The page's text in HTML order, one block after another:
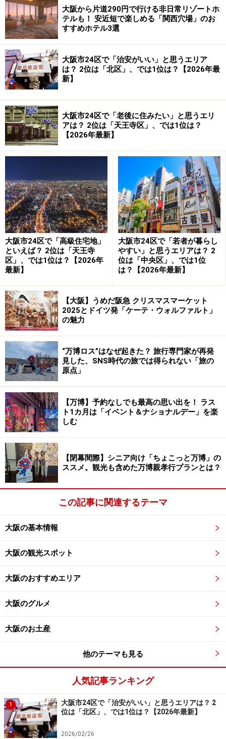
いのがだんじりの鑑賞スポット。
例えば京都・祇園祭の山鉾は見事なタペストリーの数々
が見物ですが、だんじりは彫り物が華！ 「太平記」
「平家物語」「難波戦記」といった戦記ものを題材とし
た彫刻の美しさ、素晴らしさは、文句なしにアート、芸
術の域に達しています。
「岸和田に行けばだんじりが走っているだろう」という
安易な考えでおでかけして、駅についた途端にあまりの
観客の多さに身動きがとれず、「いざだんじりが見え
た！」と思ったらあっというまに猛スピードで走り去っ
ていき、またギャラリーの大混雑に巻き込まれ、結局、
ただ漫然と岸和田市内を歩き回って1日が終わってしま
った……という方は決して少なくありません。
「宮入」の舞台となる岸和田城（岸城神社）です。大阪
府下でも有数の城下町・岸和田は祭の舞台装置としては
最高のロケーションといえるでしょう。
て見に行く」といった岸和田だんじり祭の初心者のため
に、だんじり祭の主要な鑑賞スポットをご紹介しましょ
う。300年以上の歴史と伝統を誇る岸和田だんじり祭。
その素晴らしさと美に、ぜひ1度は触れてみてくださ
い。それではさっそくガイド記事をどうぞ。
全22台のだんじりが一挙に集合！「駅前パ
レード」は必見です
岸和田だんじり祭は宵宮（2017年9月16日午前6時～午後
10時）と本宮（2017年9月17日午前9時～午後10時）の2
日間に渡って開催されます。その期間中は岸和田市内界
隈を22台の岸和田だんじりが所狭しと走り回ってます
が、「全だんじりを見よう！」と思うと、それこそ岸和
田市中を走り回らないと不可能でしょう。しかし実は岸
大阪から片道290円で行ける非日常リゾートホ
テルも！ 安近短で楽しめる「関西穴場」のお
すすめホテル3選
大阪市24区で「治安がいい」と思うエリア
は？ 2位は「北区」、では1位は？【2026年最
新】
大阪市24区で「老後に住みたい」と思うエリ
アは？ 2位は「天王寺区」、では1位は？
【2026年最新】
大阪市24区で「高級住宅地」
といえば？ 2位は「天王寺
区」、では1位は？【2026年
最新】
大阪市24区で「若者が暮らし
やすい」と思うエリアは？ 2
位は「中央区」、では1位
は？【2026年最新】
【大阪】うめだ阪急 クリスマスマーケット
2025とドイツ発「ケーテ・ウォルファルト」
の魅力
“万博ロス”はなぜ起きた？ 旅行専門家が再発
見した、SNS時代の旅では得られない「旅の
原点」
【万博】予約なしでも最高の思い出を！ ラス
ト1カ月は「イベント＆ナショナルデー」を楽
しむ
【閉幕間際】シニア向け「ちょこっと万博」の
ススメ。観光も含めた万博親孝行プランとは？
この記事に関連するテーマ
大阪の基本情報
大阪の観光スポット
大阪のおすすめエリア
大阪のグルメ
大阪のお土産
他のテーマも見る
人気記事ランキング
1
大阪市24区で「治安がいい」と思うエリアは？ 2
位は「北区」、では1位は？【2026年最新】
2026/02/26